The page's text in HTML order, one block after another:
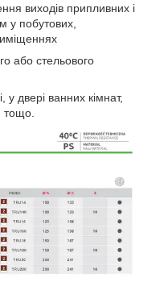
виходів припливних і
у побутових,
або стельового
у двері ванних кімнат,
тощо.